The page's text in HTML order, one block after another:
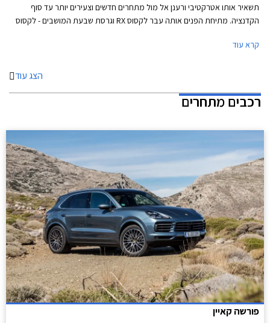
תשאיר אותו אטרקטיבי ורענן אל מול מתחרים חדשים וצעירים יותר עד סוף
הקדנציה. מתיחת הפנים אותה עבר לקסוס RX וגרסת שבעת המושבים - לקסוס
ואופציה לחבילת F SPORT.
קרא עוד
הצג עוד
רכבים מתחרים
פורשה קאיין